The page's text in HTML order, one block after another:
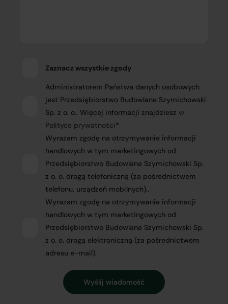
Zaznacz wszystkie zgody
Administratorem Państwa danych osobowych
jest Przedsiębiorstwo Budowlane Szymichowski
Sp. z o. o.. Więcej informacji znajdziesz w
Polityce prywatności*
Wyrażam zgodę na otrzymywanie informacji
handlowych w tym marketingowych od
Przedsiębiorstwo Budowlane Szymichowski Sp.
z o. o. drogą telefoniczną (za pośrednictwem
telefonu, urządzeń mobilnych)..
Wyrażam zgodę na otrzymywanie informacji
handlowych w tym marketingowych od
Przedsiębiorstwo Budowlane Szymichowski Sp.
z o. o. drogą elektroniczną (za pośrednictwem
adresu e-mail).